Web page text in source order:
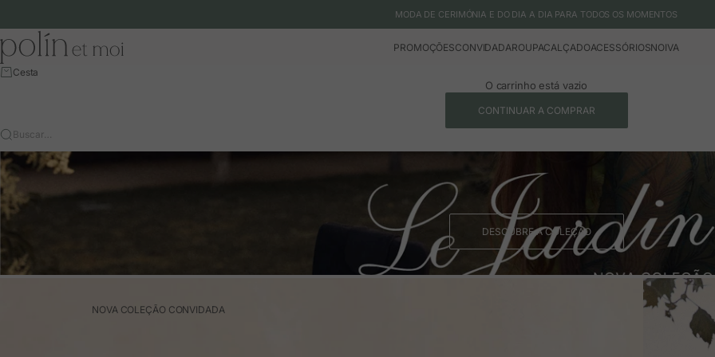
MODA DE CERIMÓNIA E DO DIA A DIA PARA TODOS OS MOMENTOS
Polín et moi - EU
PROMOÇÕESCONVIDADAROUPACALÇADOACESSÓRIOSNOIVA
Cesta
O carrinho está vazio
CONTINUAR A COMPRAR
Buscar…
DESCUBRE A COLEÇÃO
NOVA COLEÇÃO CONVIDADA